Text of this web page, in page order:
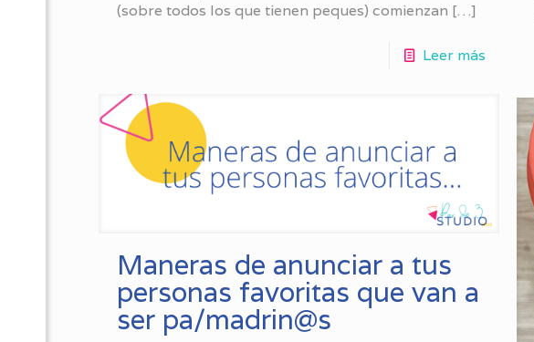
(sobre todos los que tienen peques) comienzan […]
Leer más
Maneras de anunciar a tus
personas favoritas que van a
ser pa/madrin@s